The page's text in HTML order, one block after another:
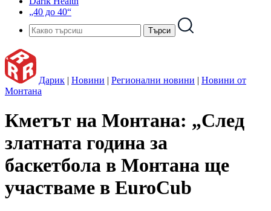
„40 до 40“
Дарик | Новини | Регионални новини | Новини от
Монтана
Кметът на Монтана: „След
златната година за
баскетбола в Монтана ще
участваме в EuroCub